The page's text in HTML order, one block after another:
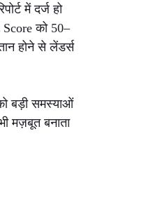
में दर्ज हो
को 50–
होने से लेंडर्स
बड़ी समस्याओं
मज़बूत बनाता